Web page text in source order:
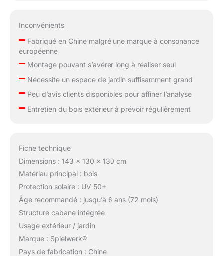
Inconvénients
–Fabriqué en Chine malgré une marque à consonance
européenne
–Montage pouvant s’avérer long à réaliser seul
–Nécessite un espace de jardin suffisamment grand
–Peu d’avis clients disponibles pour affiner l’analyse
–Entretien du bois extérieur à prévoir régulièrement
Fiche technique
Dimensions : 143 x 130 x 130 cm
Matériau principal : bois
Protection solaire : UV 50+
Âge recommandé : jusqu’à 6 ans (72 mois)
Structure cabane intégrée
Usage extérieur / jardin
Marque : Spielwerk®
Pays de fabrication : Chine